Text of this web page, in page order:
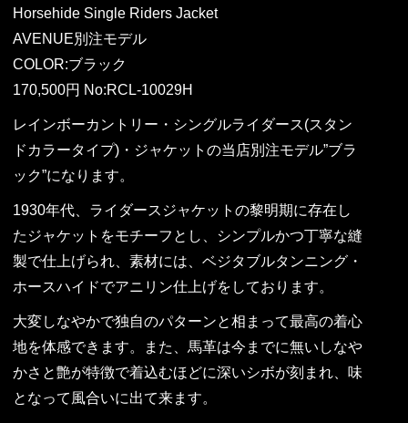
Horsehide Single Riders Jacket
AVENUE別注モデル
COLOR:ブラック
170,500円 No:RCL-10029H
レインボーカントリー・シングルライダース(スタン
ドカラータイプ)・ジャケットの当店別注モデル”ブラ
ック”になります。
1930年代、ライダースジャケットの黎明期に存在し
たジャケットをモチーフとし、シンプルかつ丁寧な縫
製で仕上げられ、素材には、ベジタブルタンニング・
ホースハイドでアニリン仕上げをしております。
大変しなやかで独自のパターンと相まって最高の着心
地を体感できます。また、馬革は今までに無いしなや
かさと艶が特徴で着込むほどに深いシボが刻まれ、味
となって風合いに出て来ます。